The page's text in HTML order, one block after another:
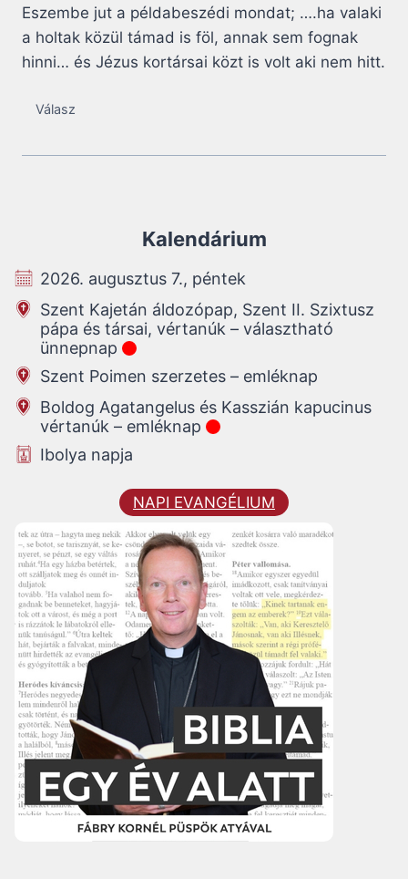
Eszembe jut a példabeszédi mondat; ….ha valaki
a holtak közül támad is föl, annak sem fognak
hinni… és Jézus kortársai közt is volt aki nem hitt.
Válasz
Kalendárium
2026. augusztus 7., péntek
Szent Kajetán áldozópap, Szent II. Szixtusz
pápa és társai, vértanúk – választható
ünnepnap
Szent Poimen szerzetes – emléknap
Boldog Agatangelus és Kasszián kapucinus
vértanúk – emléknap
Ibolya napja
NAPI EVANGÉLIUM